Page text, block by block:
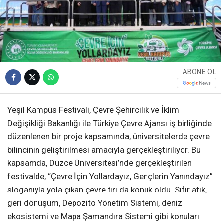
ABONE OL
Yeşil Kampüs Festivali, Çevre Şehircilik ve İklim
Değişikliği Bakanlığı ile Türkiye Çevre Ajansı iş birliğinde
düzenlenen bir proje kapsamında, üniversitelerde çevre
bilincinin geliştirilmesi amacıyla gerçekleştiriliyor. Bu
kapsamda, Düzce Üniversitesi’nde gerçekleştirilen
festivalde, “Çevre İçin Yollardayız, Gençlerin Yanındayız”
sloganıyla yola çıkan çevre tırı da konuk oldu. Sıfır atık,
geri dönüşüm, Depozito Yönetim Sistemi, deniz
ekosistemi ve Mapa Şamandıra Sistemi gibi konuları